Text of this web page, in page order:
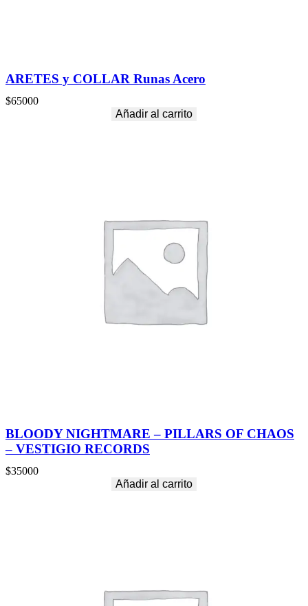
ARETES y COLLAR Runas Acero
$65000
Añadir al carrito
BLOODY NIGHTMARE – PILLARS OF CHAOS
– VESTIGIO RECORDS
$35000
Añadir al carrito